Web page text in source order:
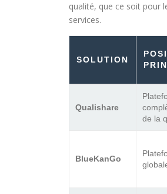
qualité, que ce soit pour
services.
SOLUTION
Qualishare
de la
BlueKanGo